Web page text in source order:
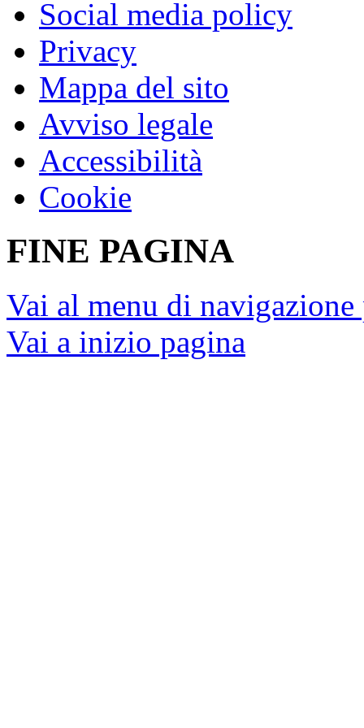
Social media policy
Privacy
Mappa del sito
Avviso legale
Accessibilità
Cookie
FINE PAGINA
Vai al menu di
Vai a inizio pagina